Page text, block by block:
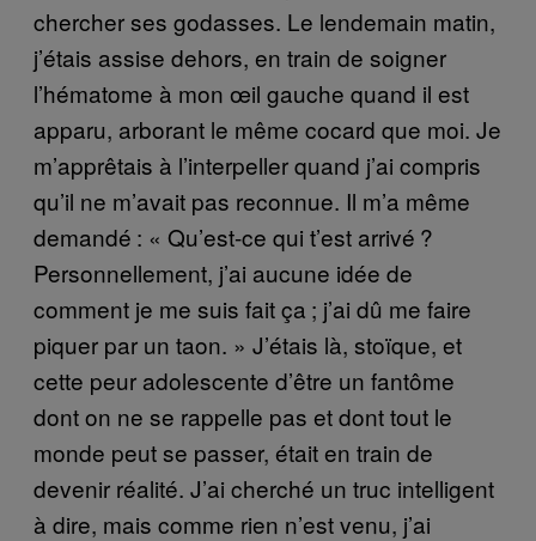
chercher ses godasses. Le lendemain matin,
j’étais assise dehors, en train de soigner
l’hématome à mon œil gauche quand il est
apparu, arborant le même cocard que moi. Je
m’apprêtais à l’interpeller quand j’ai compris
qu’il ne m’avait pas reconnue. Il m’a même
demandé : « Qu’est-ce qui t’est arrivé ?
Personnellement, j’ai aucune idée de
comment je me suis fait ça ; j’ai dû me faire
piquer par un taon. » J’étais là, stoïque, et
cette peur adolescente d’être un fantôme
dont on ne se rappelle pas et dont tout le
monde peut se passer, était en train de
devenir réalité. J’ai cherché un truc intelligent
à dire, mais comme rien n’est venu, j’ai